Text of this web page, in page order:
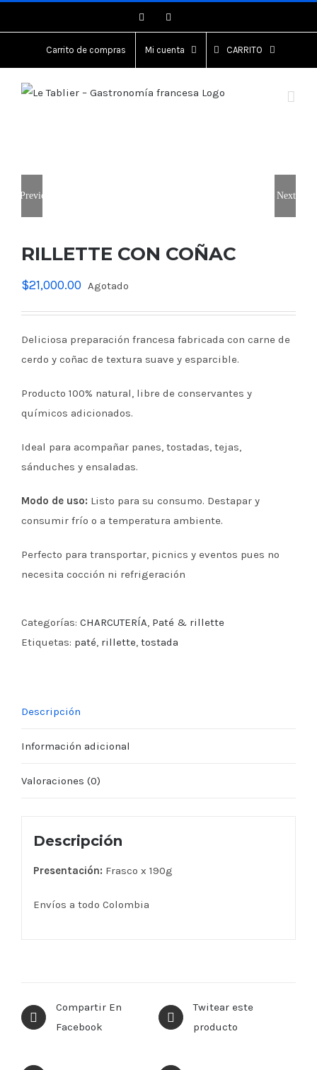
al
contenido
Instagram
Carrito de compras Mi cuenta CARRITO
Previous Next
RILLETTE CON COÑAC
$21,000.00 Agotado
Deliciosa preparación francesa fabricada con carne de
cerdo y coñac de textura suave y esparcible.
Producto 100% natural, libre de conservantes y
químicos adicionados.
Ideal para acompañar panes, tostadas, tejas,
sánduches y ensaladas.
Modo de uso: Listo para su consumo. Destapar y
consumir frío o a temperatura ambiente.
Perfecto para transportar, picnics y eventos pues no
necesita cocción ni refrigeración
Categorías: CHARCUTERÍA, Paté & rillette
Etiquetas: paté, rillette, tostada
Descripción
Información adicional
Valoraciones (0)
Descripción
Presentación: Frasco x 190g
Envíos a todo Colombia
Compartir En
Facebook
Twitear este
producto